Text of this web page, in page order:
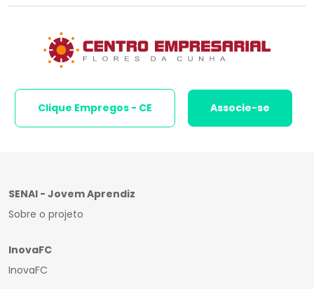
Clique Empregos - CE Associe-se
SENAI - Jovem Aprendiz
Sobre o projeto
InovaFC
InovaFC